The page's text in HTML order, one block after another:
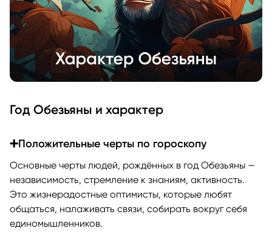
Год Обезьяны и характер
➕Положительные черты по гороскопу
Основные черты людей, рождённых в год Обезьяны —
независимость, стремление к знаниям, активность.
Это жизнерадостные оптимисты, которые любят
общаться, налаживать связи, собирать вокруг себя
единомышленников.